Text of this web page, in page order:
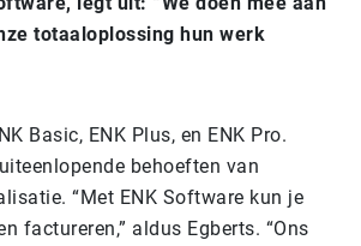
totaaloplossing hun werk
Basic, ENK Plus, en ENK Pro.
behoeften van
“Met ENK Software kun je
factureren,” aldus Egberts. “Ons